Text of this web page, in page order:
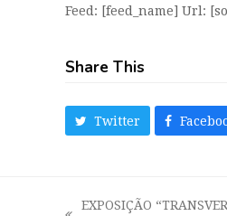
Feed: [feed_name] Url:
Share This
Twitter
EXPOSIÇÃO